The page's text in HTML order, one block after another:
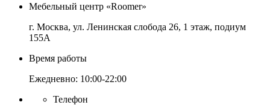
Мебельный центр «Roomer»
г. Москва, ул. Ленинская слобода 26, 1 этаж, подиум
155А
Время работы
Ежедневно: 10:00-22:00
Телефон